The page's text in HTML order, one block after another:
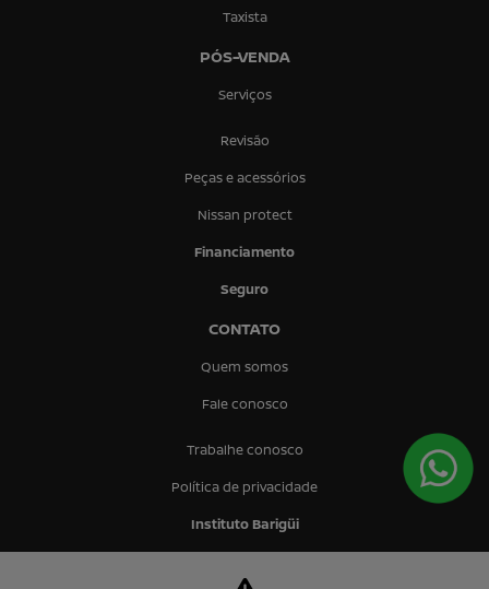
Taxista
PÓS-VENDA
Serviços
Revisão
Peças e acessórios
Nissan protect
Financiamento
Seguro
CONTATO
Quem somos
Fale conosco
Trabalhe conosco
Política de privacidade
Instituto Barigüi